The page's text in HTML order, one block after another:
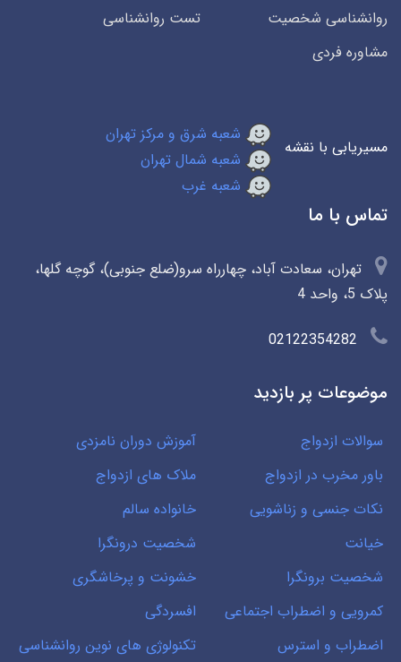
روانشناسی شخصیت
تست روانشناسی
مشاوره فردی
مسیریابی با نقشه
شعبه شرق و مرکز تهران
شعبه شمال تهران
شعبه غرب
تماس با ما
تهران، سعادت آباد، چهارراه سرو(ضلع جنوبی)، گوچه گلها،
پلاک 5، واحد 4
02122354282
موضوعات پر بازدید
سوالات ازدواج
آموزش دوران نامزدی
باور مخرب در ازدواج
ملاک های ازدواج
نکات جنسی و زناشویی
خانواده سالم
خیانت
شخصیت درونگرا
شخصیت برونگرا
خشونت و پرخاشگری
کمرویی و اضطراب اجتماعی
افسردگی
اضطراب و استرس
تکنولوژی های نوین روانشناسی